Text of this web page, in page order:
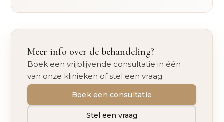
Meer info over de behandeling?
Boek een vrijblijvende consultatie in één
van onze klinieken of stel een vraag.
Boek een consultatie
Stel een vraag